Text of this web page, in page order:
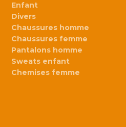
Enfant
Divers
Chaussures homme
Chaussures femme
Pantalons homme
Sweats enfant
Chemises femme